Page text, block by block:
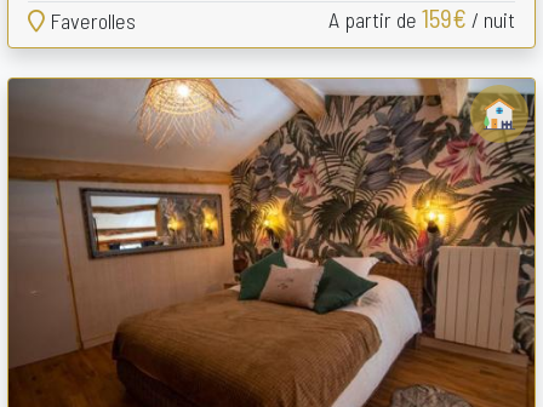
Faverolles A partir de 159€ / nuit